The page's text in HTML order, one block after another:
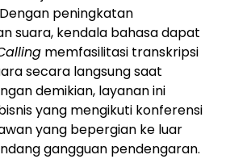
peningkatan
suara, kendala bahasa dapat
memfasilitasi transkripsi
secara langsung saat
demikian, layanan ini
yang mengikuti konferensi
yang bepergian ke luar
gangguan pendengaran.